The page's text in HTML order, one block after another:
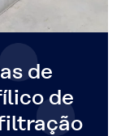
de
de